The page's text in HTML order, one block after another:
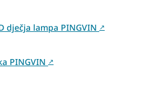
dječja lampa PINGVIN ↗
PINGVIN ↗